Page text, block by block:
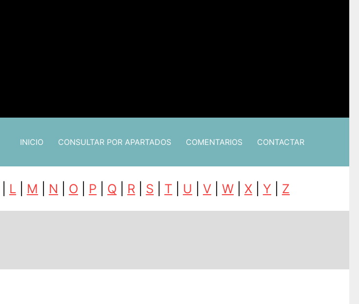
INICIO CONSULTAR POR APARTADOS COMENTARIOS CONTACTAR
L M N O P Q R S T U V W X Y Z